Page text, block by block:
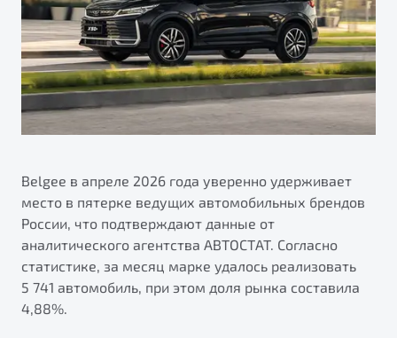
Яркий кроссовер
от 2 219 990 ₽*
S50
Автокредит
Трейд-ин
Страхование
Расчет КАСКО
Калькулятор ТО
Антибактериальная обработка кондиционера Belgee
Приятные мелочи Belgee
ПОДДЕРЖКА
Belgee Линк
Belgee Клуб
Belgee Плюс
Реферальная программа
Клиентская поддержка
О дилерском центре
Правовая информация
Belgee в апреле 2026 года уверенно удерживает
место в пятерке ведущих автомобильных брендов
России, что подтверждают данные от
аналитического агентства АВТОСТАТ. Согласно
статистике, за месяц марке удалось реализовать
5 741 автомобиль, при этом доля рынка составила
4,88%.